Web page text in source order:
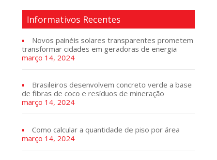
Informativos Recentes
Novos painéis solares transparentes prometem
transformar cidades em geradoras de energia
março 14, 2024
Brasileiros desenvolvem concreto verde a base
de fibras de coco e resíduos de mineração
março 14, 2024
Como calcular a quantidade de piso por área
março 14, 2024